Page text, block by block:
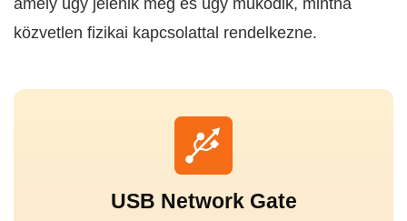
amely úgy jelenik meg és úgy működik, mintha
közvetlen fizikai kapcsolattal rendelkezne.
USB Network Gate